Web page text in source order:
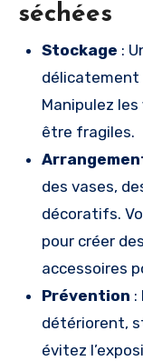
séchées
Stockage :
délicatement
Manipulez
être fragiles.
des vases,
décoratifs.
pour créer
accessoires
Prévention :
détériorent,
évitez